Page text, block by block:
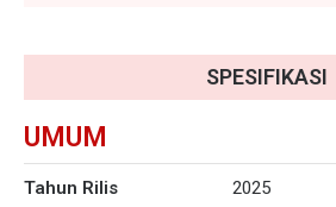
SPESIFIKASI
UMUM
Tahun Rilis 2025